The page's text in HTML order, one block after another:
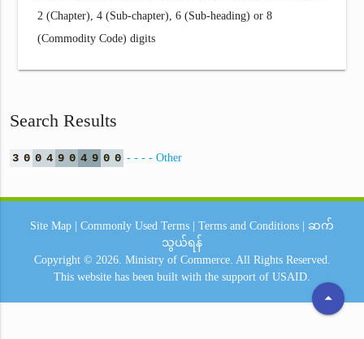
2 (Chapter), 4 (Sub-chapter), 6 (Sub-heading) or 8
(Commodity Code) digits
Search Results
3 0 0 4 9 0 4 9 0 0 - - - - Other
arrow_drop_up
Site Map Commonly Used Terms Terms and Conditions
ဆက်
သွယ်ရန်
Copyright © 2026. Ministry of Commerce. All Rights Reserved.
This website has been built with the support of USAID.